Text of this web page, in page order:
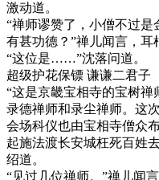
激动道。
“禅师谬赞了，小僧不过
有甚功德？”禅儿闻言，耳
“这位是……”沈落问道。
超级护花保镖 谦谦二君子
“这是京畿宝相寺的宝树
录德禅师和录尘禅师。这
会场科仪也由宝相寺僧众
起施法渡长安城枉死百姓
绍道。
“见过几位禅师。”禅儿闻